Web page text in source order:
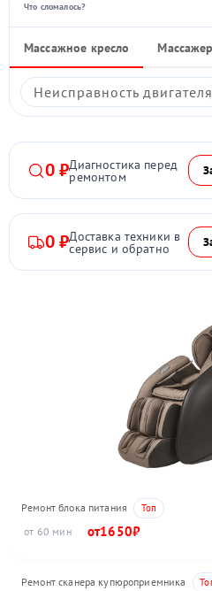
Что сломалось?
Массажное кресло
Неисправность двигателя
0 ₽Диагностика перед
ремонтом
0 ₽Доставка техники в
сервис и обратно
Ремонт блока питания
60
1650
Ремонт сканера купюроприемника